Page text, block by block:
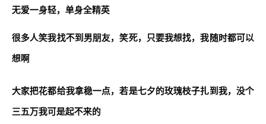
无爱一身轻，单身全精英
很多人笑我找不到男朋友，笑死，只要我想找，我随时都可以
想啊
大家把花都给我拿稳一点，若是七夕的玫瑰枝子扎到我，没个
三五万我可是起不来的